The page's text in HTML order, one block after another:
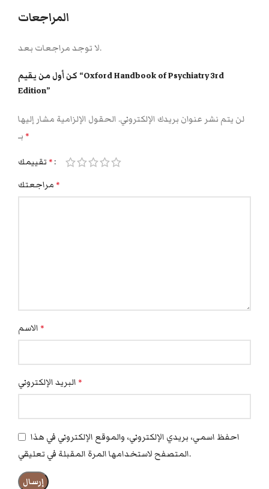
المراجعات
لا توجد مراجعات بعد.
كن أول من يقيم “Oxford Handbook of Psychiatry 3rd
Edition”
لن يتم نشر عنوان بريدك الإلكتروني. الحقول الإلزامية مشار إليها
*
*
*
*
*
احفظ اسمي، بريدي الإلكتروني، والموقع الإلكتروني في هذا
المتصفح لاستخدامها المرة المقبلة في تعليقي.